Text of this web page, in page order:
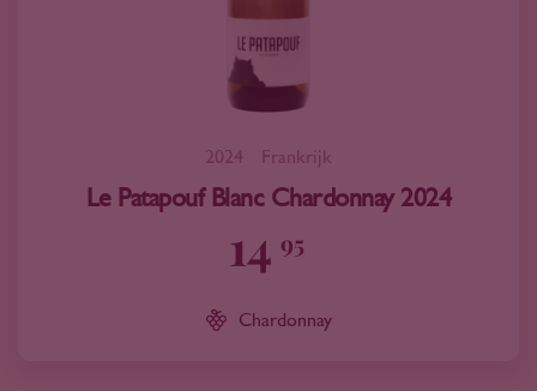
2024 Frankrijk
Le Patapouf Blanc Chardonnay 2024
14 95
Chardonnay